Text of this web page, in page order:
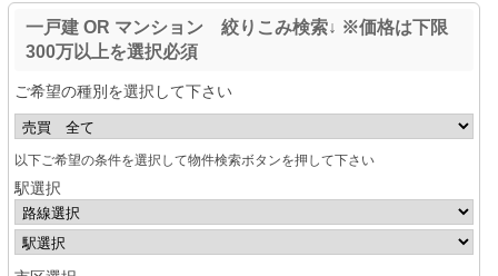
一戸建 OR マンション 絞りこみ検索↓ ※価格は下限
300万以上を選択必須
ご希望の種別を選択して下さい
以下ご希望の条件を選択して物件検索ボタンを押して下さい
駅選択